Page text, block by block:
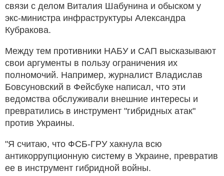
связи с делом Виталия Шабунина и обыском у
экс-министра инфраструктуры Александра
Кубракова.
Между тем противники НАБУ и САП высказывают
свои аргументы в пользу ограничения их
полномочий. Например, журналист Владислав
Бовсуновский в Фейсбуке написал, что эти
ведомства обслуживали внешние интересы и
превратились в инструмент "гибридных атак"
против Украины.
"Я считаю, что ФСБ-ГРУ хакнула всю
антикоррупционную систему в Украине, превратив
ее в инструмент гибридной войны.